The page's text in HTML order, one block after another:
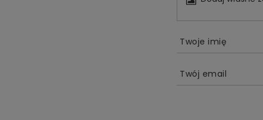
Twoje imię
Twój email